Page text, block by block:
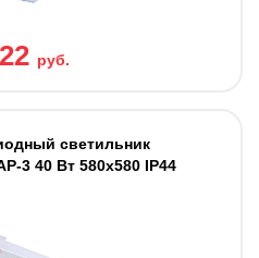
руб.
светильник
3 40 Вт 580x580 IP44